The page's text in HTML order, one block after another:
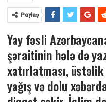
Paylaş
Yay fəsli
şəraitinin hələ də
xatırlatması,
yağış və dolu